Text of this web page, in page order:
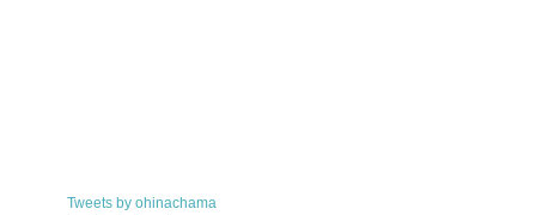
Tweets by ohinachama